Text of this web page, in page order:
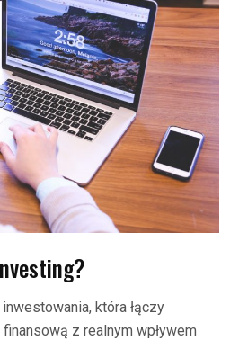
która łączy
z realnym wpływem